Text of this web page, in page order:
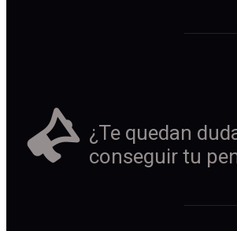
¿Te quedan
conseguir tu